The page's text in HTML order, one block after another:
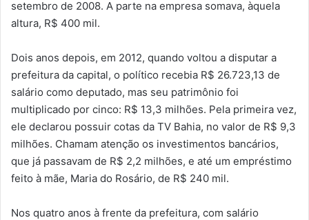
setembro de 2008. A parte na empresa somava, àquela
altura, R$ 400 mil.
Dois anos depois, em 2012, quando voltou a disputar a
prefeitura da capital, o político recebia R$ 26.723,13 de
salário como deputado, mas seu patrimônio foi
multiplicado por cinco: R$ 13,3 milhões. Pela primeira vez,
ele declarou possuir cotas da TV Bahia, no valor de R$ 9,3
milhões. Chamam atenção os investimentos bancários,
que já passavam de R$ 2,2 milhões, e até um empréstimo
feito à mãe, Maria do Rosário, de R$ 240 mil.
Nos quatro anos à frente da prefeitura, com salário